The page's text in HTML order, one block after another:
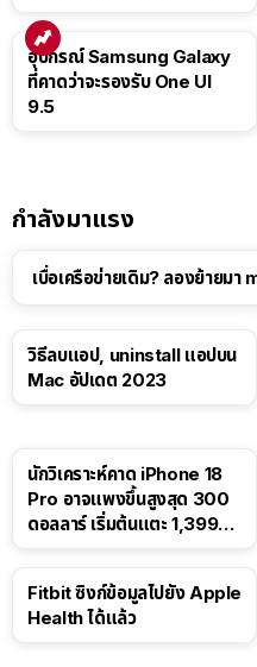
อุปกรณ์ Samsung Galaxy
ที่คาดว่าจะรองรับ One UI
9.5
กำลังมาแรง
เบื่อเครือข่ายเดิม? ลองย้ายมา
วิธีลบแอป, uninstall แอปบน
Mac อัปเดต 2023
นักวิเคราะห์คาด iPhone 18
Pro อาจแพงขึ้นสูงสุด 300
ดอลลาร์ เริ่มต้นแตะ 1,399
Fitbit ซิงก์ข้อมูลไปยัง Apple
Health ได้แล้ว